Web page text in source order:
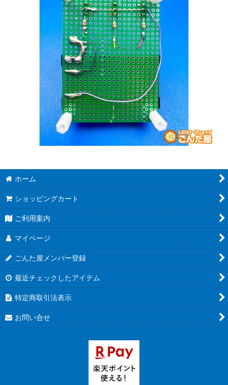
ホーム
ショッピングカート
ご利用案内
マイページ
ごんた屋メンバー登録
最近チェックしたアイテム
特定商取引法表示
お問い合せ